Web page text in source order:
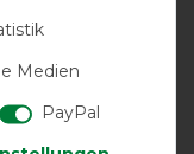
durch
Medien
PayPal